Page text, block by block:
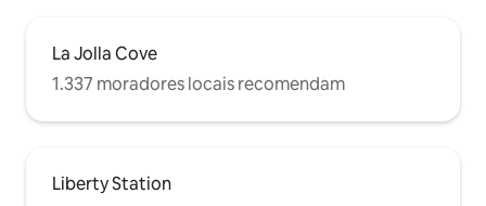
La Jolla Cove
1.337 moradores locais recomendam
Liberty Station